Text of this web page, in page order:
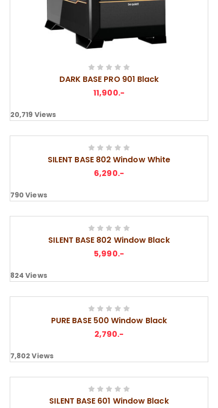
DARK BASE PRO 901 Black
11,900.-
20,719 Views
SILENT BASE 802 Window White
6,290.-
790 Views
SILENT BASE 802 Window Black
5,990.-
824 Views
PURE BASE 500 Window Black
2,790.-
7,802 Views
SILENT BASE 601 Window Black